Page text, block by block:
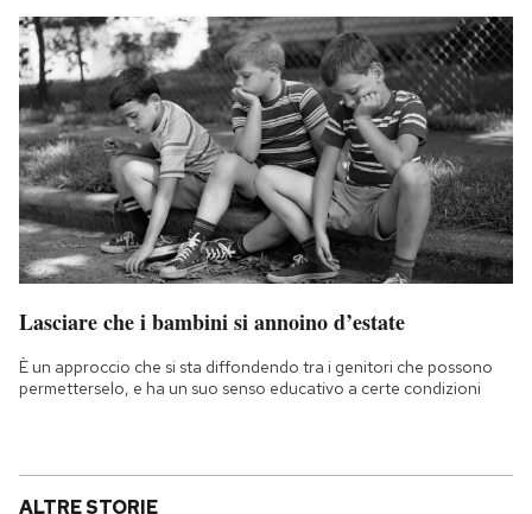
Lasciare che i bambini si annoino d’estate
È un approccio che si sta diffondendo tra i genitori che possono
permetterselo, e ha un suo senso educativo a certe condizioni
ALTRE STORIE